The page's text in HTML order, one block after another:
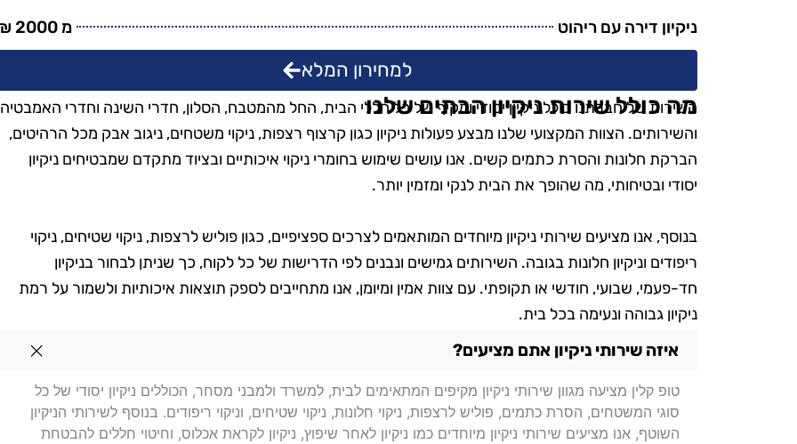
ניקיון דירה עם ריהוט
מ 2000 ₪
למחירון המלא
מה כולל שירות ניקיון הבתים שלנו
השירות של חברתנו כולל ניקיון יסודי ומקיף של כל חללי הבית, החל מהמטבח, הסלון, חדרי השינה וחדרי האמבטיה
והשירותים. הצוות המקצועי שלנו מבצע פעולות ניקיון כגון קרצוף רצפות, ניקוי משטחים, ניגוב אבק מכל הרהיטים,
הברקת חלונות והסרת כתמים קשים. אנו עושים שימוש בחומרי ניקוי איכותיים ובציוד מתקדם שמבטיחים ניקיון
יסודי ובטיחותי, מה שהופך את הבית לנקי ומזמין יותר.
בנוסף, אנו מציעים שירותי ניקיון מיוחדים המותאמים לצרכים ספציפיים, כגון פוליש לרצפות, ניקוי שטיחים, ניקוי
ריפודים וניקיון חלונות בגובה. השירותים גמישים ונבנים לפי הדרישות של כל לקוח, כך שניתן לבחור בניקיון
חד-פעמי, שבועי, חודשי או תקופתי. עם צוות אמין ומיומן, אנו מתחייבים לספק תוצאות איכותיות ולשמור על רמת
ניקיון גבוהה ונעימה בכל בית.
שאלות בנושא ניקיון בתים בנתניה
איזה שירותי ניקיון אתם מציעים?
טופ קלין מציעה מגוון שירותי ניקיון מקיפים המתאימים לבית, למשרד ולמבני מסחר, הכוללים ניקיון יסודי של כל
סוגי המשטחים, הסרת כתמים, פוליש לרצפות, ניקוי חלונות, ניקוי שטיחים, וניקוי ריפודים. בנוסף לשירותי הניקיון
השוטף, אנו מציעים שירותי ניקיון מיוחדים כמו ניקיון לאחר שיפוץ, ניקיון לקראת אכלוס, וחיטוי חללים להבטחת